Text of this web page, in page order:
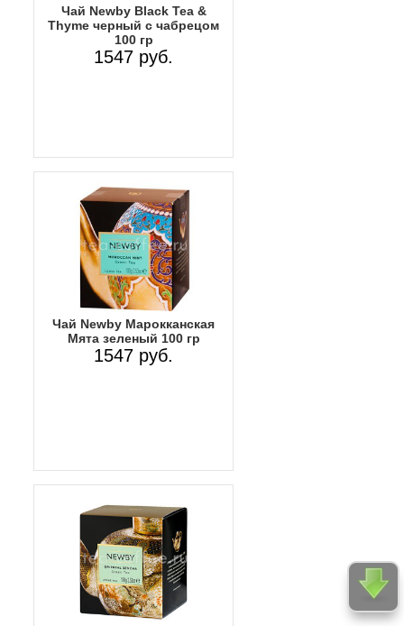
Чай Newby Black Tea &
Thyme черный с чабрецом
100 гр
1547 руб.
Чай Newby Марокканская
Мята зеленый 100 гр
1547 руб.